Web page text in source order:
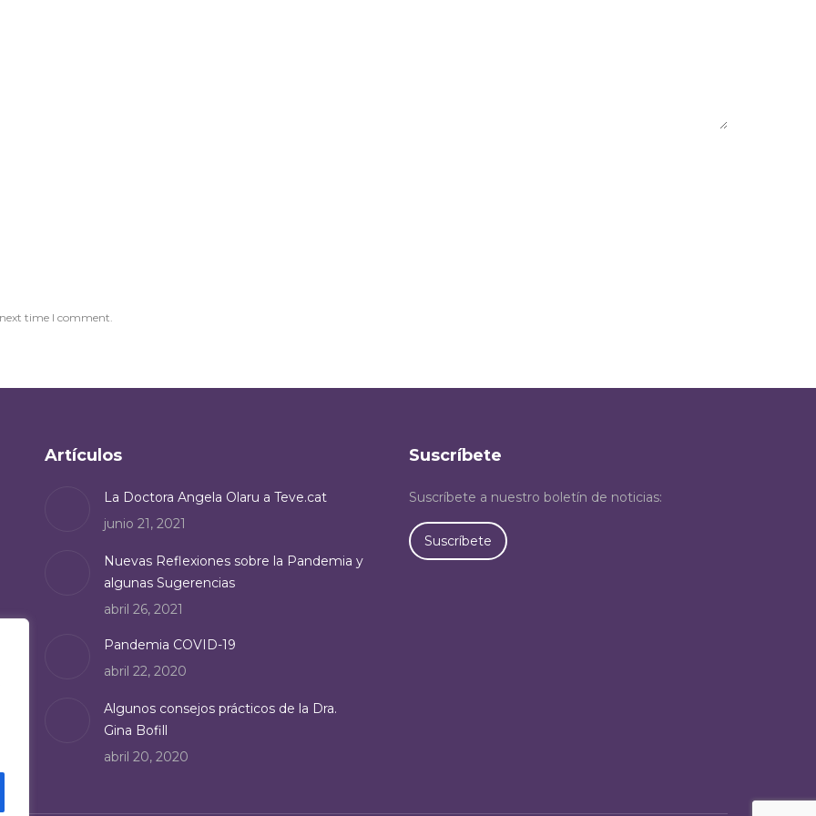
time I comment.
Artículos
La Doctora Angela Olaru a Teve.cat
junio 21, 2021
Nuevas Reflexiones sobre la Pandemia y
algunas Sugerencias
abril 26, 2021
Pandemia COVID-19
abril 22, 2020
Algunos consejos prácticos de la Dra.
Gina Bofill
abril 20, 2020
Suscríbete
Suscríbete a nuestro boletín de noticias:
Suscríbete